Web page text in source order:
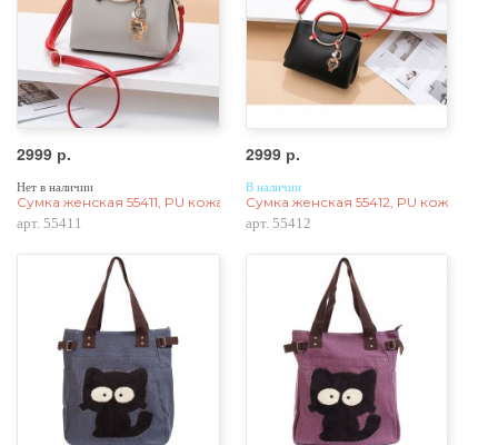
2999 р.
Нет в наличии
Сумка женская 55411, PU кожа, серая
арт. 55411
2999 р.
В наличии
Сумка женская 55412, PU кожа,
арт. 55412